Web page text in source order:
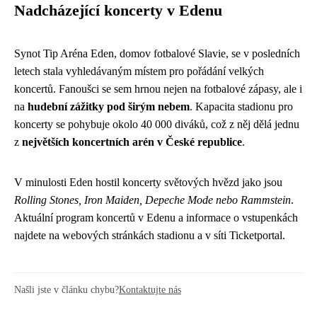
Nadcházející koncerty v Edenu
Synot Tip Aréna Eden, domov fotbalové Slavie, se v posledních
letech stala vyhledávaným místem pro pořádání velkých
koncertů. Fanoušci se sem hrnou nejen na fotbalové zápasy, ale i
na hudební zážitky pod širým nebem. Kapacita stadionu pro
koncerty se pohybuje okolo 40 000 diváků, což z něj dělá jednu
z největších koncertních arén v České republice.
V minulosti Eden hostil koncerty světových hvězd jako jsou
Rolling Stones, Iron Maiden, Depeche Mode nebo Rammstein.
Aktuální program koncertů v Edenu a informace o vstupenkách
najdete na webových stránkách stadionu a v síti Ticketportal.
Našli jste v článku chybu?Kontaktujte nás